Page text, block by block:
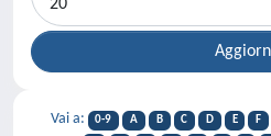
Vai a: 0-9 A B C D E F